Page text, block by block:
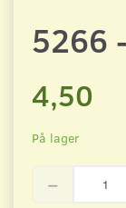
5266
4,50
På lager